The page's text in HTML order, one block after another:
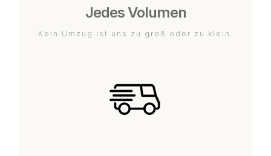
Jedes Volumen
Kein Umzug ist uns zu groß oder zu klein.